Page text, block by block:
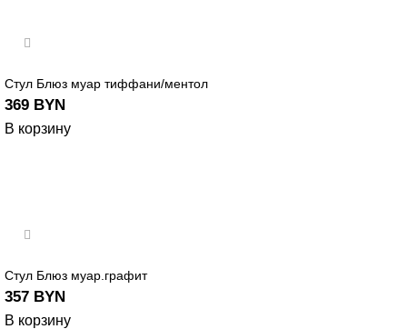
Стул Блюз муар тиффани/ментол
369 BYN
В корзину
Стул Блюз муар.графит
357 BYN
В корзину